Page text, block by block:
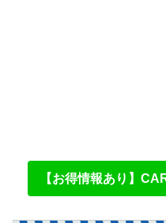
【お得情報あり】